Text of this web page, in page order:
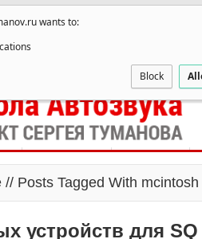
wants to:
Block
Как оплатить? Заработать!
Posts Tagged With mcintosh
устройств для SQ